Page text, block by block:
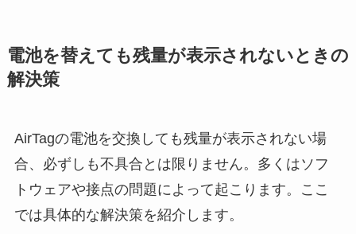
電池を替えても残量が表示されないときの
解決策
AirTagの電池を交換しても残量が表示されない場
合、必ずしも不具合とは限りません。多くはソフ
トウェアや接点の問題によって起こります。ここ
では具体的な解決策を紹介します。